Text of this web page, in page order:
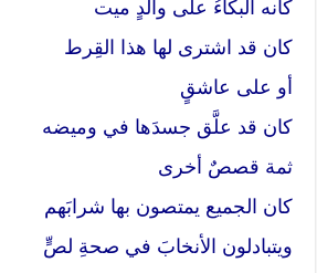
كأنه البكاءُ على والدٍ ميت
كان قد اشترى لها هذا القِرط
أو على عاشقٍ
كان قد علَّق جسدَها في وميضه
ثمة قصصٌ أخرى
كان الجميع يمتصون بها شرابَهم
ويتبادلون الأنخابَ في صحةِ لصٍّ